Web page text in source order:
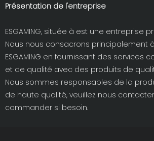
Présentation de l'entreprise
ESGAMING, située à est une entreprise
Nous nous consacrons principalement
ESGAMING en fournissant des services
et de qualité avec des produits de
Nous sommes responsables de la
de haute qualité, veuillez nous
commander si besoin.